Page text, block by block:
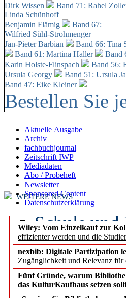
Dirk Wissen
Band 71: Rahel
Linda Schünhoff
Benjamin Flämig
Band 67:
Wilfried Sühl-Strohmenger
Jan-Pieter Barbian
Band 66: Tina
Band 61: Martina Haller
Band
Karin Holste-Flinspach
Band 56:
Ursula Georgy
Band 51: Ursula
Band 47: Eike Kleiner
Bestellen Sie
Aktuelle Ausgabe
Archiv
fachbuchjournal
Zeitschrift IWP
Mediadaten
Abo / Probeheft
Newsletter
Sponsored Content
Datenschutzerklärung
Wiley: Vom Einzelkauf zur
effizienter werden und die
nexbib: Digitale Partizipation
Zugänglichkeit und Relevanz für
Fünf Gründe, warum
das KulturKaufhaus setzen
WEITERE NEWS
Schule und
Segment